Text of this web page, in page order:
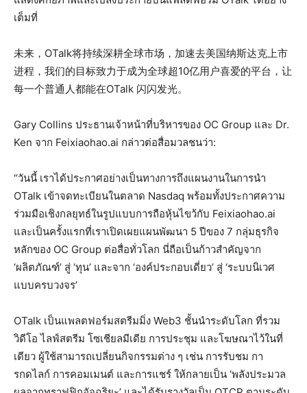
เต็มที่
未来，OTalk将持续深耕全球市场，加速去美国纳斯达克上市
进程，我们的目标致力于成为全球超10亿用户喜爱的平台，让
每一个普通人都能在OTalk 闪闪发光。
Gary Collins ประธานเจ้าหน้าที่บริหารของ OC Group และ Dr.
Ken จาก Feixiaohao.ai กล่าวต่อสื่อมวลชนว่า:
“วันนี้ เราได้ประกาศอย่างเป็นทางการถึงแผนงานในการนำ
OTalk เข้าจดทะเบียนในตลาด Nasdaq พร้อมทั้งประกาศความ
ร่วมมือเชิงกลยุทธ์ในรูปแบบการถือหุ้นไขว้กับ Feixiaohao.ai
และเป็นครั้งแรกที่เราเปิดเผยแผนพัฒนา 5 ปีของ 7 กลุ่มธุรกิจ
หลักของ OC Group ต่อสื่อทั่วโลก นี่ถือเป็นก้าวสำคัญจาก
‘ผลิตภัณฑ์’ สู่ ‘ทุน’ และจาก ‘องค์ประกอบเดี่ยว’ สู่ ‘ระบบนิเวศ
แบบครบวงจร’
OTalk เป็นแพลตฟอร์มสตรีมมิ่ง Web3 ชั้นนำระดับโลก ที่รวม
วิดีโอ ไลฟ์สตรีม โซเชียลมีเดีย การประชุม และโฆษณาไว้ในที่
เดียว ผู้ใช้สามารถเปลี่ยนกิจกรรมต่าง ๆ เช่น การรับชม กา
รกดไลก์ การคอมเมนต์ และการแชร์ ให้กลายเป็น ‘พลังประมวล